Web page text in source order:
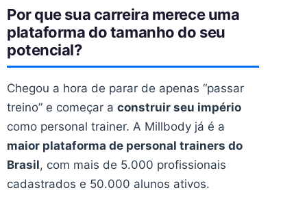
Por que sua carreira merece uma
plataforma do tamanho do seu
potencial?
Chegou a hora de parar de apenas “passar
treino” e começar a construir seu império
como personal trainer. A Millbody já é a
maior plataforma de personal trainers do
Brasil, com mais de 5.000 profissionais
cadastrados e 50.000 alunos ativos.